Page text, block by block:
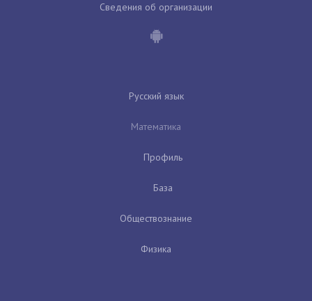
Сведения об организации
Русский язык
Математика
Профиль
База
Обществознание
Физика